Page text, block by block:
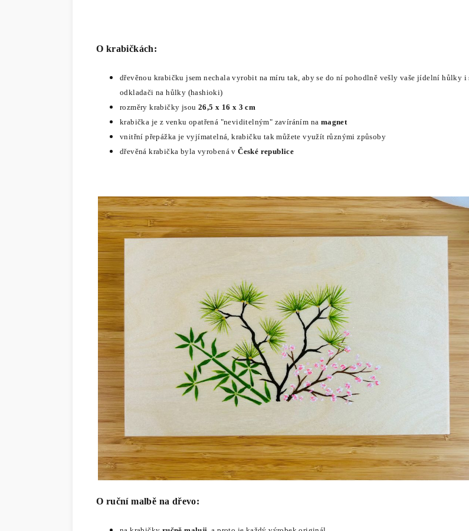
O krabičkách:
dřevěnou krabičku jsem nechala vyrobit na míru tak, aby se do ní pohodlně vešly vaše jídelní hůlky i
odkladači na hůlky (hashioki)
rozměry krabičky jsou 26,5 x 16 x 3 cm
krabička je z venku opatřená "neviditelným" zavíráním na magnet
vnitřní přepážka je vyjímatelná, krabičku tak můžete využít různými způsoby
dřevěná krabička byla vyrobená vČeské republice
O ruční malbě na dřevo: